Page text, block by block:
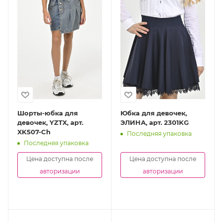
Шорты-юбка для
девочек, YZTX, арт.
XK507-Ch
Последняя упаковка
Цена доступна после
авторизации
Юбка для девочек,
ЭЛИНА, арт. 2301KG
Последняя упаковка
Цена доступна после
авторизации